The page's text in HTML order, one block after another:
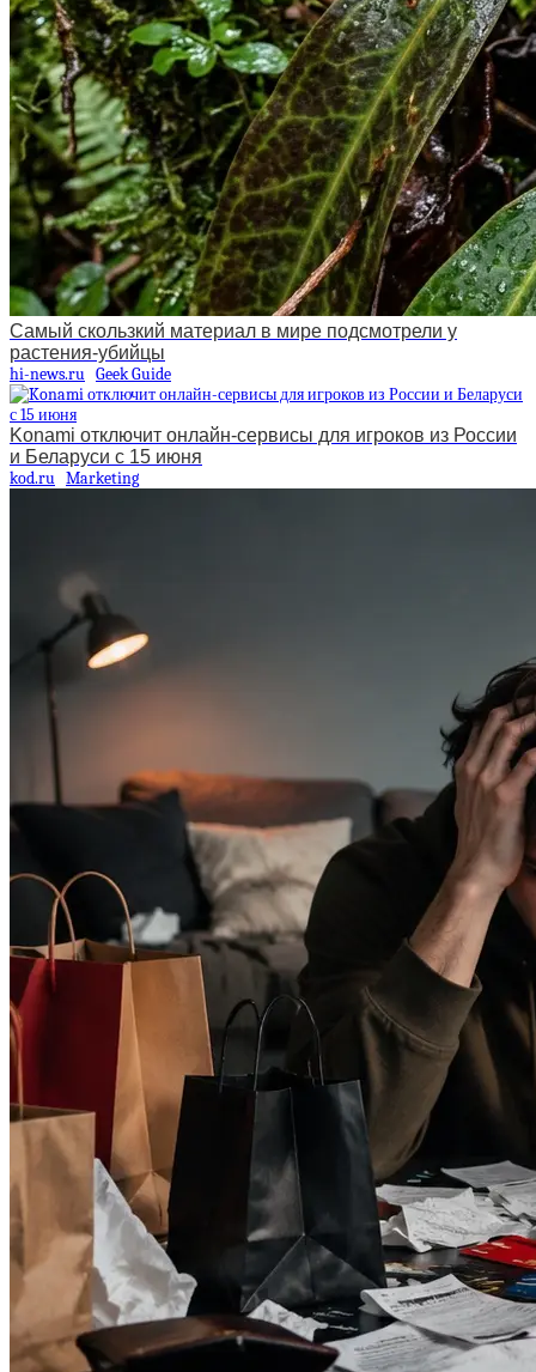
Самый скользкий материал в мире подсмотрели у
растения-убийцы
hi-news.ru Geek Guide
Konami отключит онлайн-сервисы для игроков из России
и Беларуси с 15 июня
kod.ru Marketing